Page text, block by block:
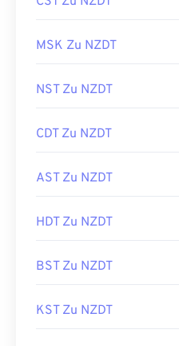
MSK Zu NZDT
NST Zu NZDT
CDT Zu NZDT
AST Zu NZDT
HDT Zu NZDT
BST Zu NZDT
KST Zu NZDT